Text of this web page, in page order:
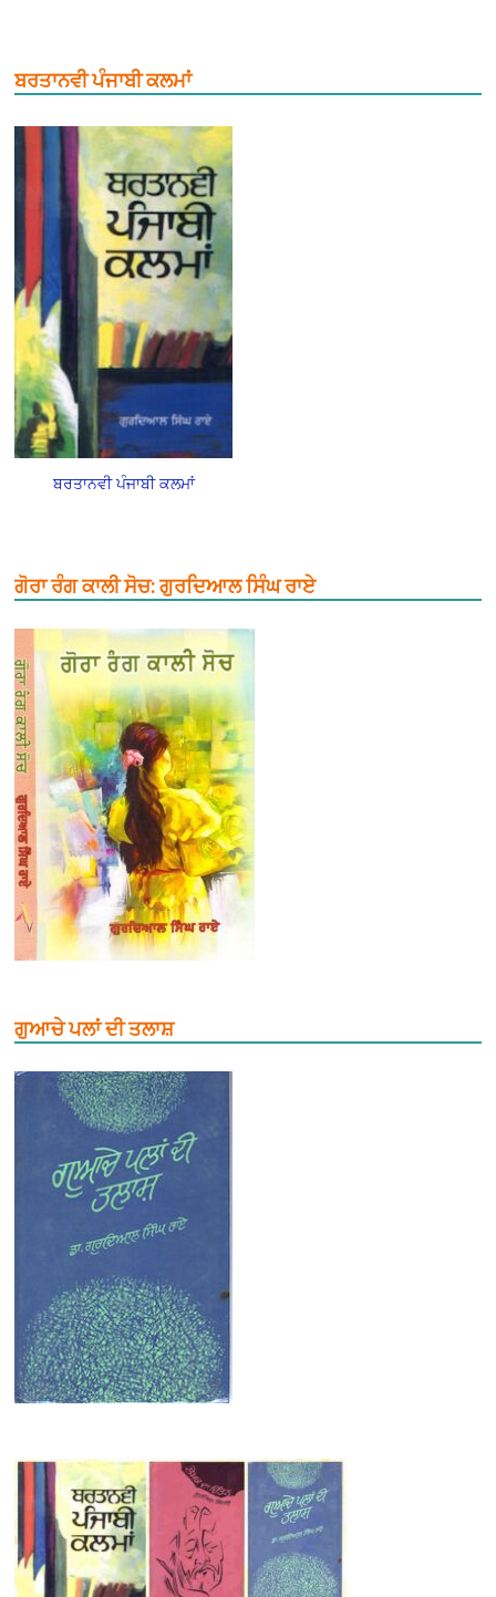
ਬਰਤਾਨਵੀ ਪੰਜਾਬੀ ਕਲਮਾਂ
ਬਰਤਾਨਵੀ ਪੰਜਾਬੀ ਕਲਮਾਂ
ਗੋਰਾ ਰੰਗ ਕਾਲੀ ਸੋਚ: ਗੁਰਦਿਆਲ ਸਿੰਘ ਰਾਏ
ਗੁਆਚੇ ਪਲਾਂ ਦੀ ਤਲਾਸ਼